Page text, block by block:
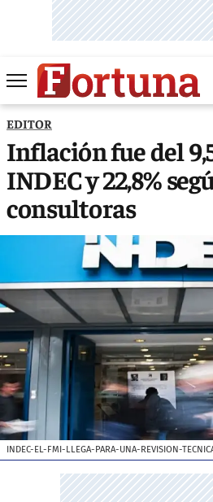
EDITOR
Inflación fue del
INDEC y 22,8%
consultoras
INDEC-EL-FMI-LLEGA-PARA-UNA-REVISION-